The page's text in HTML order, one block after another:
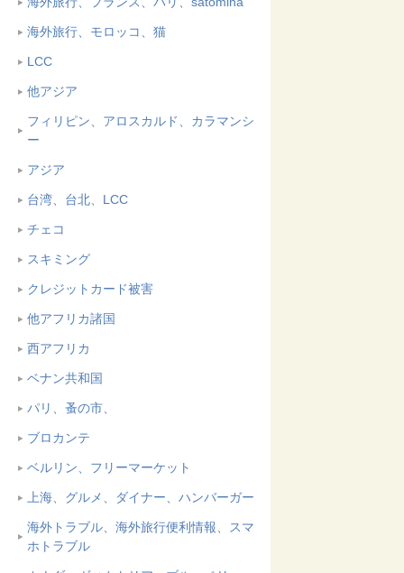
海外旅行、モロッコ、猫
LCC
他アジア
フィリピン、アロスカルド、カラマンシ
ー
アジア
台湾、台北、LCC
チェコ
スキミング
クレジットカード被害
他アフリカ諸国
西アフリカ
ベナン共和国
パリ、蚤の市、
ブロカンテ
ベルリン、フリーマーケット
上海、グルメ、ダイナー、ハンバーガー
海外トラブル、海外旅行便利情報、スマ
ホトラブル